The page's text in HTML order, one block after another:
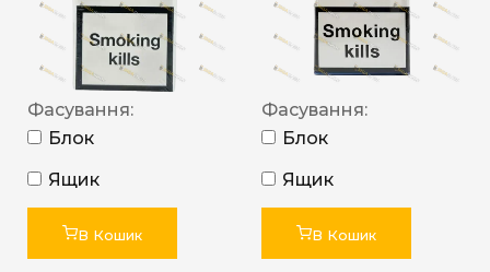
Фасування:
Блок
Ящик
В Кошик
Фасування:
Блок
Ящик
В Кошик